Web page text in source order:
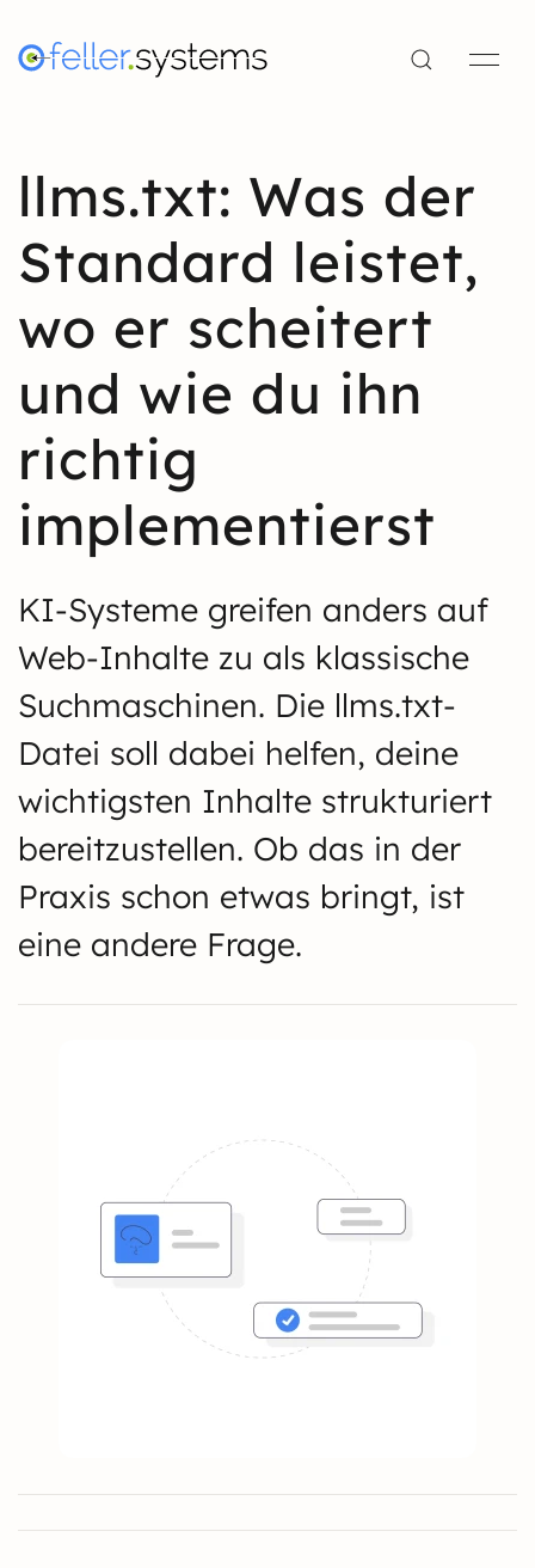
llms.txt: Was der
Standard leistet,
wo er scheitert
und wie du ihn
richtig
implementierst
KI-Systeme greifen anders auf
Web-Inhalte zu als klassische
Suchmaschinen. Die llms.txt-
Datei soll dabei helfen, deine
wichtigsten Inhalte strukturiert
bereitzustellen. Ob das in der
Praxis schon etwas bringt, ist
eine andere Frage.